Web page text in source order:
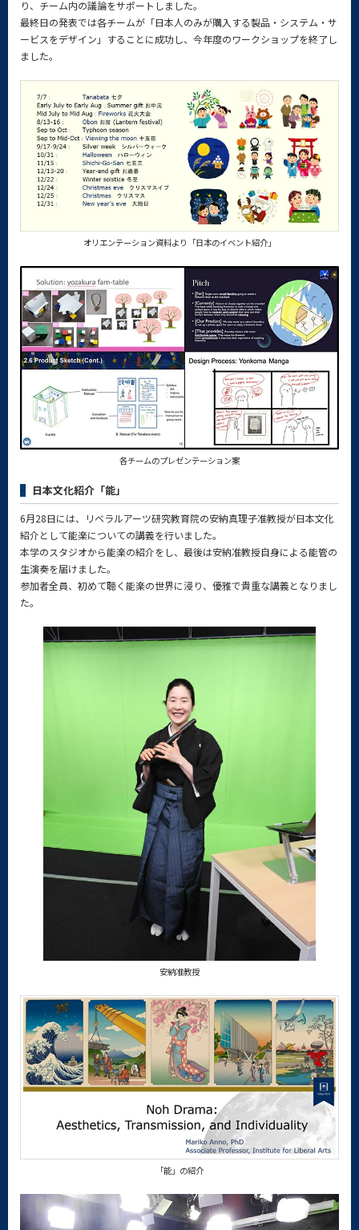
り、チーム内の議論をサポートしました。
最終日の発表では各チームが「日本人のみが購入する製品・システム・サ
ービスをデザイン」することに成功し、今年度のワークショップを終了し
ました。
オリエンテーション資料より「日本のイベント紹介」
各チームのプレゼンテーション案
日本文化紹介「能」
6月28日には、リベラルアーツ研究教育院の安納真理子准教授が日本文化
紹介として能楽についての講義を行いました。
本学のスタジオから能楽の紹介をし、最後は安納准教授自身による能管の
生演奏を届けました。
参加者全員、初めて聴く能楽の世界に浸り、優雅で貴重な講義となりまし
た。
安納准教授
「能」の紹介